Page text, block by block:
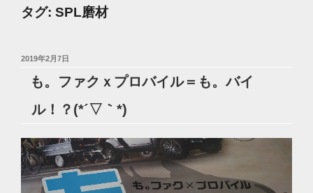
タグ: SPL磨材
投
2019年2月7日
も。ファクｘプロバイル＝も。バイ
ル！？(*´▽｀*)